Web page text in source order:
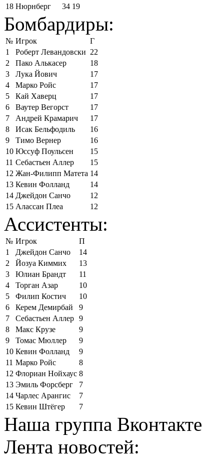
18 Нюрнберг 34 19
Бомбардиры:
№ Игрок
Г
1
Роберт Левандовски 22
2
Пако Алькасер
18
3
Лука Йович
17
4
Марко Ройс
17
5
Кай Хаверц
17
6
Ваутер Вегорст
17
7
Андрей Крамарич
17
8
Исак Бельфодиль
16
9
Тимо Вернер
16
10 Юссуф Поульсен
15
11 Себастьен Аллер
15
12 Жан-Филипп Матета 14
13 Кевин Фолланд
14
14 Джейдон Санчо
12
15 Алассан Плеа 12
Ассистенты:
№ Игрок
П
1
Джейдон Санчо
14
2
Йозуа Киммих
13
3
Юлиан Брандт
11
4
Торган Азар
10
5
Филип Костич
10
6
Керем Демирбай
9
7
Себастьен Аллер 9
8
Макс Крузе
9
9
Томас Мюллер
9
10 Кевин Фолланд
9
11 Марко Ройс
8
12 Флориан Нойхаус 8
13 Эмиль Форсберг
7
14 Чарлес Арангис
7
15 Кевин Штёгер 7
Наша группа Вконтакте
Лента новостей: